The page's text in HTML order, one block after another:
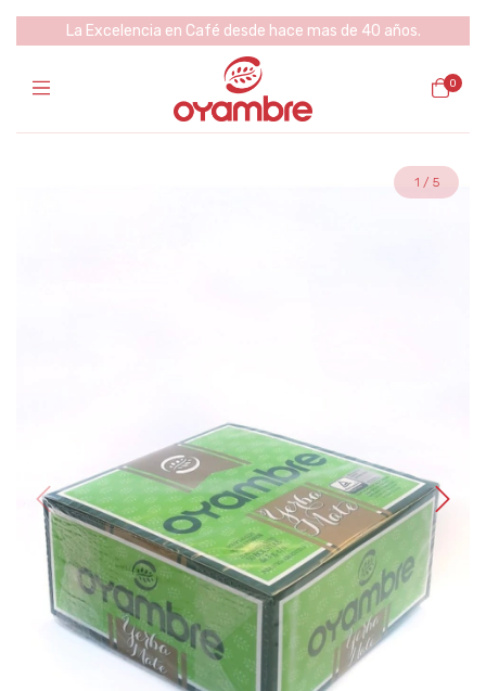
La Excelencia en Café desde hace mas de 40 años.
0
1 / 5